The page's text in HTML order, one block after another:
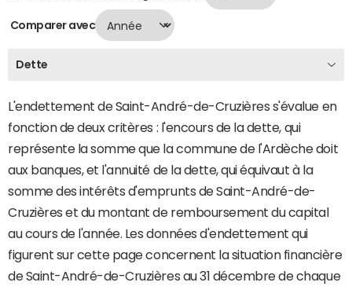
Comparer avec
Dette
L'endettement de Saint-André-de-Cruzières s'évalue en
fonction de deux critères : l'encours de la dette, qui
représente la somme que la commune de l'Ardèche doit
aux banques, et l'annuité de la dette, qui équivaut à la
somme des intérêts d'emprunts de Saint-André-de-
Cruzières et du montant de remboursement du capital
au cours de l'année. Les données d'endettement qui
figurent sur cette page concernent la situation financière
de Saint-André-de-Cruzières au 31 décembre de chaque